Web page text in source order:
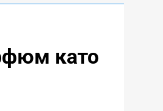
като